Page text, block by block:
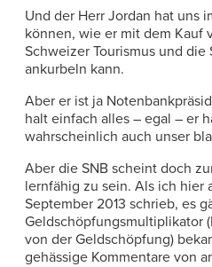
Und der Herr Jordan hat uns
können, wie er mit dem Kauf
Schweizer Tourismus und
ankurbeln kann.
Aber er ist ja
halt einfach alles – egal – er
wahrscheinlich auch unser
Aber die SNB scheint doch
lernfähig zu sein. Als ich hier
September 2013 schrieb, es
Geldschöpfungsmultiplikator
von der Geldschöpfung)
gehässige Kommentare von